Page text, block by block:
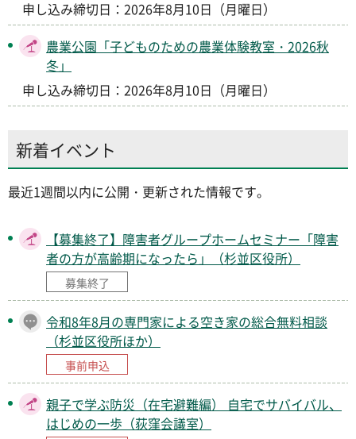
申し込み締切日：2026年8月10日（月曜日）
農業公園「子どものための農業体験教室・2026秋
冬」
申し込み締切日：2026年8月10日（月曜日）
新着イベント
最近1週間以内に公開・更新された情報です。
【募集終了】障害者グループホームセミナー「障害
者の方が高齢期になったら」（杉並区役所）
募集終了
令和8年8月の専門家による空き家の総合無料相談
（杉並区役所ほか）
事前申込
親子で学ぶ防災（在宅避難編） 自宅でサバイバル、
はじめの一歩（荻窪会議室）